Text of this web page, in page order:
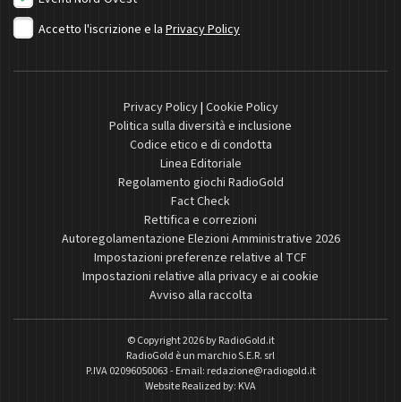
Accetto l'iscrizione e la Privacy Policy
Privacy Policy| Cookie Policy
Politica sulla diversità e inclusione
Codice etico e di condotta
Linea Editoriale
Regolamento giochi RadioGold
Fact Check
Rettifica e correzioni
Autoregolamentazione Elezioni Amministrative 2026
Impostazioni preferenze relative al TCF
Impostazioni relative alla privacy e ai cookie
Avviso alla raccolta
© Copyright 2026 byRadioGold.it
RadioGold è un marchio S.E.R. srl
P.IVA 02096050063 - Email: redazione@radiogold.it
Website Realized by: KVA